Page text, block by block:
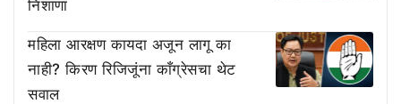
निशाणा
महिला आरक्षण कायदा अजून लागू का
नाही? किरण रिजिजूंना काँग्रेसचा थेट
सवाल